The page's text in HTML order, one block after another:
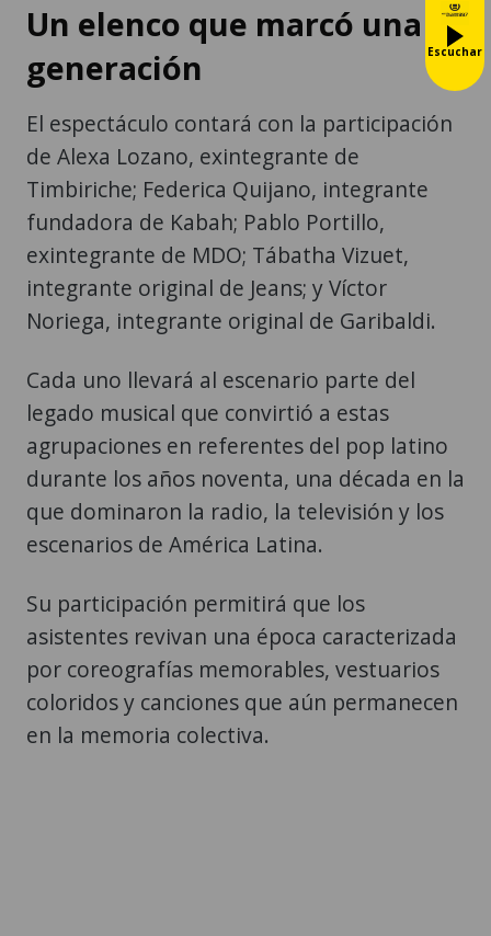
Un elenco que marcó una
generación
El espectáculo contará con la participación
de Alexa Lozano, exintegrante de
Timbiriche; Federica Quijano, integrante
fundadora de Kabah; Pablo Portillo,
exintegrante de MDO; Tábatha Vizuet,
integrante original de Jeans; y Víctor
Noriega, integrante original de Garibaldi.
Cada uno llevará al escenario parte del
legado musical que convirtió a estas
agrupaciones en referentes del pop latino
durante los años noventa, una década en la
que dominaron la radio, la televisión y los
escenarios de América Latina.
Su participación permitirá que los
asistentes revivan una época caracterizada
por coreografías memorables, vestuarios
coloridos y canciones que aún permanecen
en la memoria colectiva.
Escuchar